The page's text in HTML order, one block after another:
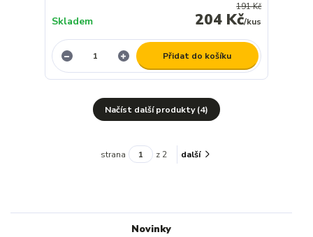
191 Kč
204 Kč/kus
Skladem
Přidat do košíku
Načíst další produkty (4)
strana z 2 další
Novinky